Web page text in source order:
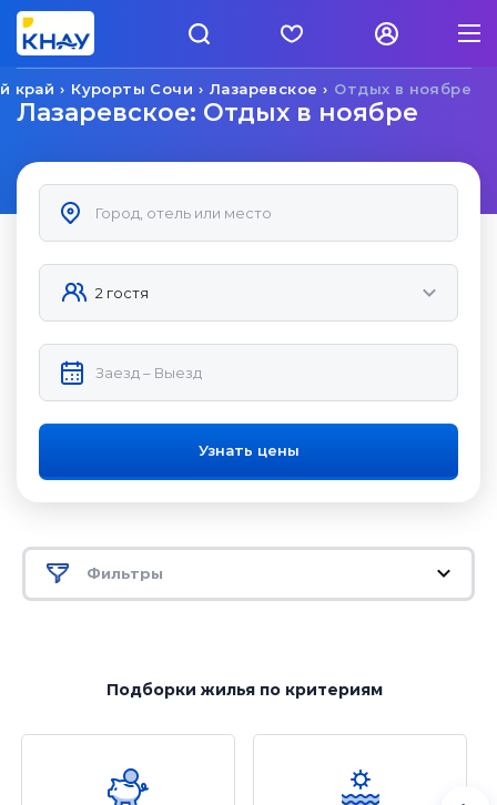
Отдых в ноябре
Лазаревское
Курорты Сочи
край
Лазаревское: Отдых в ноябре
Узнать цены
Фильтры
Подборки жильяпо критериям